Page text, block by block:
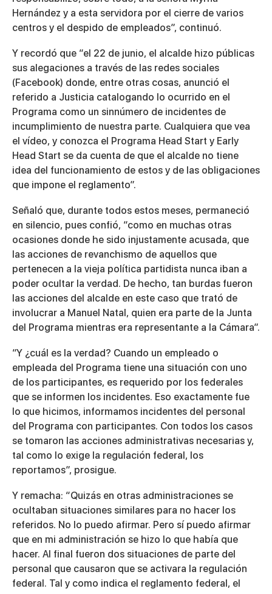
Hernández y a esta servidora por el cierre de varios
centros y el despido de empleados”, continuó.
Y recordó que “el 22 de junio, el alcalde hizo públicas
sus alegaciones a través de las redes sociales
(Facebook) donde, entre otras cosas, anunció el
referido a Justicia catalogando lo ocurrido en el
Programa como un sinnúmero de incidentes de
incumplimiento de nuestra parte. Cualquiera que vea
el vídeo, y conozca el Programa Head Start y Early
Head Start se da cuenta de que el alcalde no tiene
idea del funcionamiento de estos y de las obligaciones
que impone el reglamento”.
Señaló que, durante todos estos meses, permaneció
en silencio, pues confió, “como en muchas otras
ocasiones donde he sido injustamente acusada, que
las acciones de revanchismo de aquellos que
pertenecen a la vieja política partidista nunca iban a
poder ocultar la verdad. De hecho, tan burdas fueron
las acciones del alcalde en este caso que trató de
involucrar a Manuel Natal, quien era parte de la Junta
del Programa mientras era representante a la Cámara”.
“Y ¿cuál es la verdad? Cuando un empleado o
empleada del Programa tiene una situación con uno
de los participantes, es requerido por los federales
que se informen los incidentes. Eso exactamente fue
lo que hicimos, informamos incidentes del personal
del Programa con participantes. Con todos los casos
se tomaron las acciones administrativas necesarias y,
tal como lo exige la regulación federal, los
reportamos”, prosigue.
Y remacha: “Quizás en otras administraciones se
ocultaban situaciones similares para no hacer los
referidos. No lo puedo afirmar. Pero sí puedo afirmar
que en mi administración se hizo lo que había que
hacer. Al final fueron dos situaciones de parte del
personal que causaron que se activara la regulación
federal. Tal y como indica el reglamento federal, el